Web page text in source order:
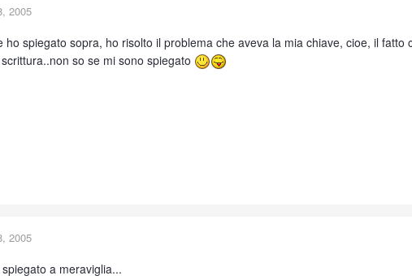
2005
ho spiegato sopra, ho risolto il problema che aveva la mia chiave, cioe, il
so se mi sono spiegato
2005
a meraviglia...